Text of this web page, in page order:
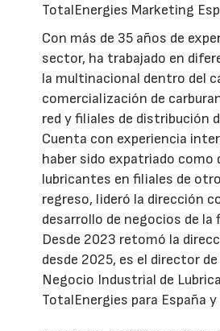
TotalEnergies Marketing
Con más de 35 años de
sector, ha trabajado en
la multinacional dentro del
comercialización de
red y filiales de distribución
Cuenta con experiencia
haber sido expatriado como
lubricantes en filiales de
regreso, lideró la dirección
desarrollo de negocios de la
Desde 2023 retomó la
desde 2025, es el director de
Negocio Industrial de
TotalEnergies para España